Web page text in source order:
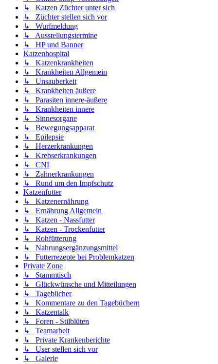
↳ Katzen Züchter unter sich
↳ Züchter stellen sich vor
↳ Wurfmeldung
↳ Ausstellungstermine
↳ HP und Banner
Katzenhospital
↳ Katzenkrankheiten
↳ Krankheiten Allgemein
↳ Unsauberkeit
↳ Krankheiten äußere
↳ Parasiten innere-äußere
↳ Krankheiten innere
↳ Sinnesorgane
↳ Bewegungsapparat
↳ Epilepsie
↳ Herzerkrankungen
↳ Krebserkrankungen
↳ CNI
↳ Zahnerkrankungen
↳ Rund um den Impfschutz
Katzenfutter
↳ Katzenernährung
↳ Ernährung Allgemein
↳ Katzen - Nassfutter
↳ Katzen - Trockenfutter
↳ Rohfütterung
↳ Nahrungsergänzungsmittel
↳ Futterrezepte bei Problemkatzen
Private Zone
↳ Stammtisch
↳ Glückwünsche und Mitteilungen
↳ Tagebücher
↳ Kommentare zu den Tagebüchern
↳ Katzentalk
↳ Foren - Stilblüten
↳ Teamarbeit
↳ Private Krankenberichte
↳ User stellen sich vor
↳ Galerie